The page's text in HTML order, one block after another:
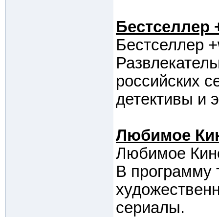
Бестселлер
Бестселлер
российских
детективы и
Любимое
Любимое
В программу
сериалы.